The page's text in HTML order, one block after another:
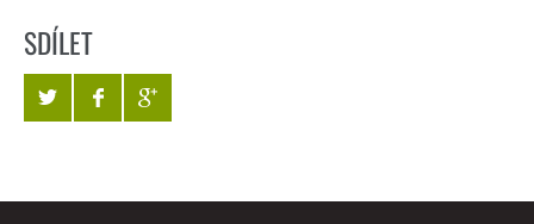
SDÍLET